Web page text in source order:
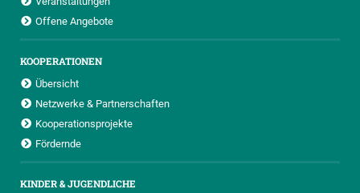
Offene Angebote
KOOPERATIONEN
Übersicht
Netzwerke & Partnerschaften
Kooperationsprojekte
Fördernde
KINDER & JUGENDLICHE